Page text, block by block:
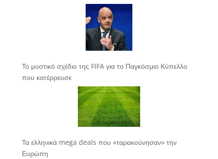
Το μυστικό σχέδιο της FIFA για το Παγκόσμιο Κύπελλο
που κατέρρευσε
Τα ελληνικά mega deals που «ταρακούνησαν» την
Ευρώπη